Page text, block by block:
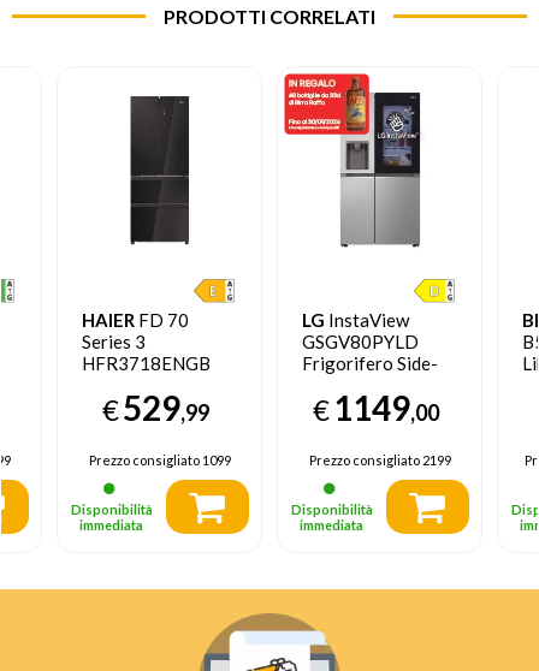
PRODOTTI CORRELATI
HAIER FD 70
Series 3
HFR3718ENGB
by-side Libera
installazione 402 L
€529,99
Prezzo consigliato1099
Disponibilità
immediata
LG InstaView
GSGV80PYLD
Frigorifero Side-
635L, Wi-Fi, Con
€1149,00
Prezzo consigliato2199
Disponibilità
immediata